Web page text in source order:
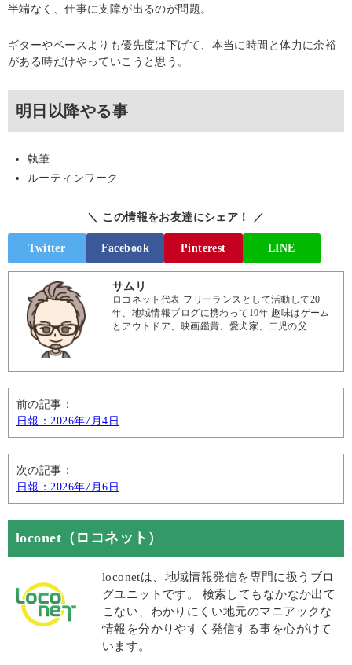
半端なく、仕事に支障が出るのが問題。
ギターやベースよりも優先度は下げて、本当に時間と体力に余裕
がある時だけやっていこうと思う。
明日以降やる事
執筆
ルーティンワーク
＼ この情報をお友達にシェア！ ／
Twitter Facebook Pinterest LINE
サムリ
ロコネット代表 フリーランスとして活動して20
年、地域情報ブログに携わって10年 趣味はゲーム
とアウトドア、映画鑑賞、愛犬家、二児の父
前の記事：
日報：2026年7月4日
次の記事：
日報：2026年7月6日
loconet（ロコネット）
loconetは、地域情報発信を専門に扱うブロ
グユニットです。 検索してもなかなか出て
こない、わかりにくい地元のマニアックな
情報を分かりやすく発信する事を心がけて
います。